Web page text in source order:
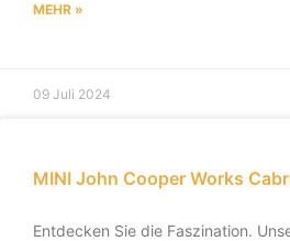
MEHR »
09 Juli 2024
MINI John Cooper Works
Entdecken Sie die Faszination.